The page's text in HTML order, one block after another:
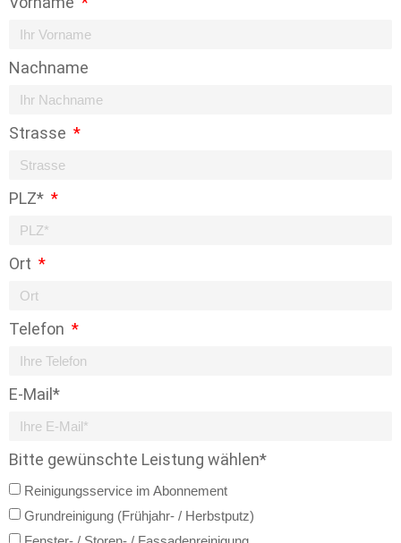
Nachname
Strasse
PLZ*
Ort
Telefon
E-Mail*
Bitte gewünschte Leistung wählen*
Reinigungsservice im Abonnement
Grundreinigung (Frühjahr- / Herbstputz)